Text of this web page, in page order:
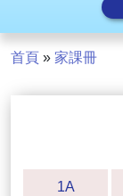
首頁 » 家課冊
1A